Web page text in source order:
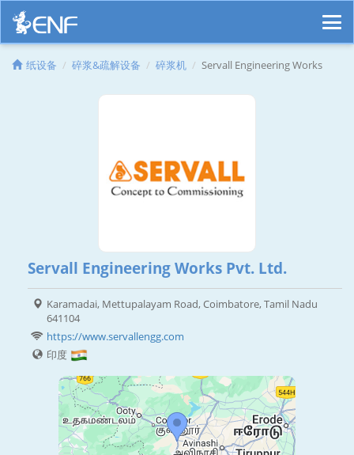
纸设备 碎浆&疏解设备 碎浆机 Servall Engineering Works
Servall Engineering Works Pvt. Ltd.
Karamadai, Mettupalayam Road, Coimbatore, Tamil Nadu
641104
https://www.servallengg.com
印度